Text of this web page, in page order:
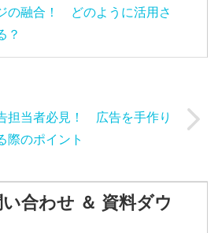
の融合！ どのように活用さ
？
担当者必見！ 広告を手作り
際のポイント
合わせ ＆ 資料ダウ